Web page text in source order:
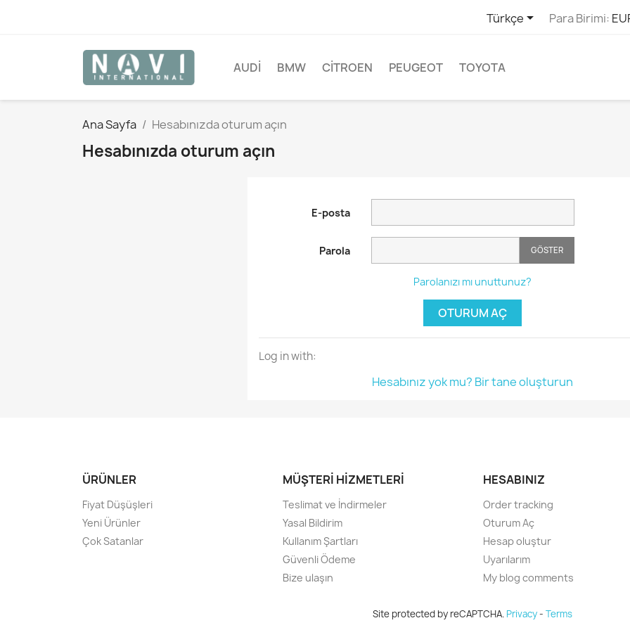
Türkçe Para Birimi:
AUDI BMW CITROEN PEUGEOT TOYOTA
Ana Sayfa Hesabınızda oturum açın
Hesabınızda oturum açın
E-posta
Parola GÖSTER
Parolanızı mı unuttunuz?
OTURUM AÇ
Log in with:
Hesabınız yok mu? Bir tane oluşturun
ÜRÜNLER
Fiyat Düşüşleri
Yeni Ürünler
Çok Satanlar
MÜŞTERI HIZMETLERI
Teslimat ve İndirmeler
Yasal Bildirim
Kullanım Şartları
Güvenli Ödeme
Bize ulaşın
HESABINIZ
Order tracking
Oturum Aç
Hesap oluştur
Uyarılarım
My blog comments
Site protected by reCAPTCHA. Privacy- Terms